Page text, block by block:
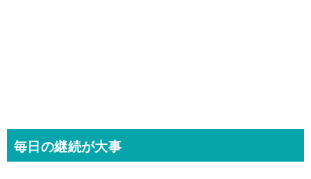
毎日の継続が大事